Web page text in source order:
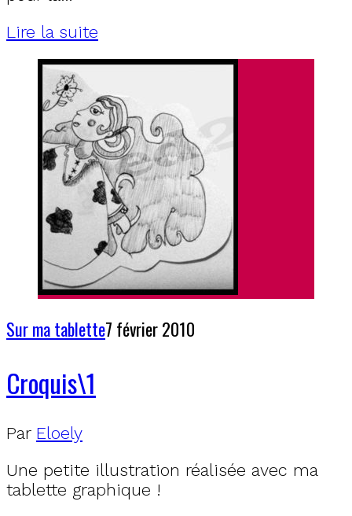
Lire la suite
Sur ma tablette7 février 2010
Croquis\1
Par Eloely
Une petite illustration réalisée avec ma
tablette graphique !